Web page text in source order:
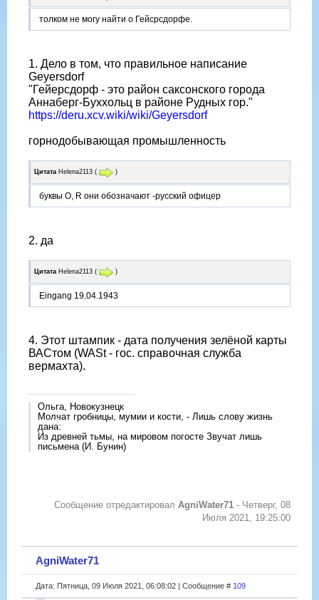
толком не могу найти о Гейсрсдорфе.
1. Дело в том, что правильное написание
Geyersdorf
"Гейерсдорф - это район саксонского города
Аннаберг-Буххольц в районе Рудных гор."
https://deru.xcv.wiki/wiki/Geyersdorf
горнодобывающая промышленность
Цитата Helena2113 ( )
буквы O, R они обозначают -русский офицер
2. да
Цитата Helena2113 ( )
Eingang 19.04.1943
4. Этот штампик - дата получения зелёной карты
ВАСтом (WASt - гос. справочная служба
вермахта).
Ольга, Новокузнецк
Молчат гробницы, мумии и кости, - Лишь слову жизнь
дана:
Из древней тьмы, на мировом погосте Звучат лишь
письмена (И. Бунин)
Сообщение отредактировал AgniWater71 - Четверг, 08
Июля 2021, 19:25:00
AgniWater71
Дата: Пятница, 09 Июля 2021, 06:08:02 | Сообщение # 109